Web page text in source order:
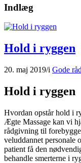
Indlæg
Hold i ryggen
20. maj 2019/i Gode råd
Hold i ryggen
Hvordan opstår hold i
Ægte Massage kan vi
rådgivning til
veluddannet personale
patient få den
behandle smerterne i